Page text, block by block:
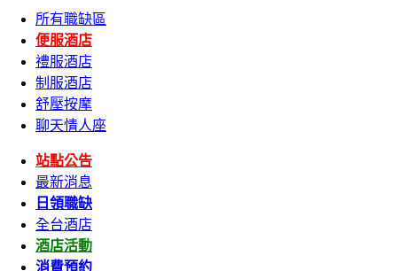
所有職缺區
便服酒店
禮服酒店
制服酒店
舒壓按摩
聊天情人座
站點公告
最新消息
日領職缺
全台酒店
酒店活動
消費預約